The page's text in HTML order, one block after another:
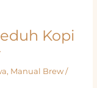
Kopi
, Manual Brew/